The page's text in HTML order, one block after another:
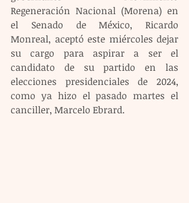
Regeneración Nacional (Morena) en
el Senado de México, Ricardo
Monreal, aceptó este miércoles dejar
su cargo para aspirar a ser el
candidato de su partido en las
elecciones presidenciales de 2024,
como ya hizo el pasado martes el
canciller, Marcelo Ebrard.